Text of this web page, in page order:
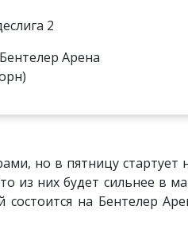
2
Арена
но в пятницу стартует
из них будет сильнее в
состоится на Бентелер